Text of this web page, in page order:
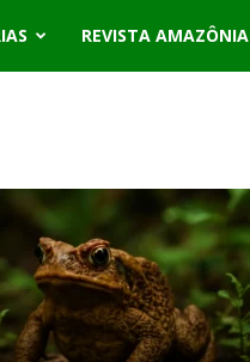
REVISTA AMAZÔNIA